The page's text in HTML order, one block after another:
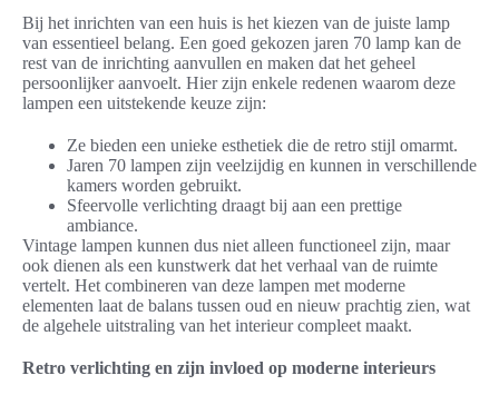
Bij het inrichten van een huis is het kiezen van de juiste lamp
van essentieel belang. Een goed gekozen jaren 70 lamp kan de
rest van de inrichting aanvullen en maken dat het geheel
persoonlijker aanvoelt. Hier zijn enkele redenen waarom deze
lampen een uitstekende keuze zijn:
Ze bieden een unieke esthetiek die de retro stijl omarmt.
Jaren 70 lampen zijn veelzijdig en kunnen in verschillende
kamers worden gebruikt.
Sfeervolle verlichting draagt bij aan een prettige
ambiance.
Vintage lampen kunnen dus niet alleen functioneel zijn, maar
ook dienen als een kunstwerk dat het verhaal van de ruimte
vertelt. Het combineren van deze lampen met moderne
elementen laat de balans tussen oud en nieuw prachtig zien, wat
de algehele uitstraling van het interieur compleet maakt.
Retro verlichting en zijn invloed op moderne interieurs